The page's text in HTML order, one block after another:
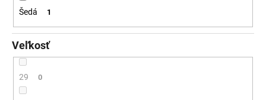
Šedá 1
Veľkosť
29 0